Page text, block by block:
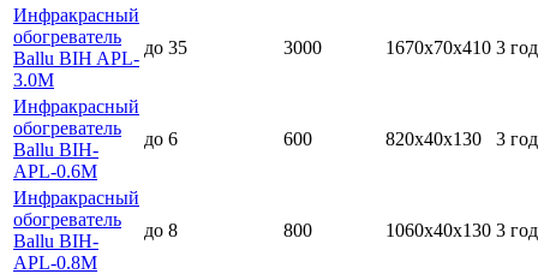
Инфракрасный
обогреватель
Ballu BIH APL-
3.0M
до 35 3000 1670х70х410 3
Инфракрасный
обогреватель
Ballu BIH-
APL-0.6M
до 6 600 820х40х130 3
Инфракрасный
обогреватель
Ballu BIH-
APL-0.8M
до 8 800 1060х40х130 3